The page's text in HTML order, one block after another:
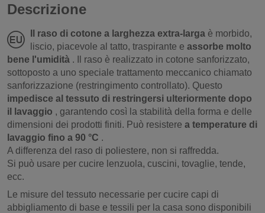
Descrizione
Il raso di cotone a larghezza extra-larga è morbido,
liscio, piacevole al tatto, traspirante e assorbe molto
bene l'umidità . Il raso è realizzato in cotone sanforizzato,
sottoposto a uno speciale trattamento meccanico chiamato
sanforizzazione (restringimento controllato). Questo
impedisce al tessuto di restringersi ulteriormente dopo
il lavaggio , garantendo così la stabilità della forma e delle
dimensioni dei prodotti finiti. Può resistere a temperature di
lavaggio fino a 90 °C .
A differenza del raso di poliestere, non si raffredda.
Si può usare per cucire lenzuola, cuscini, tovaglie, tende,
ecc.
Le misure del tessuto necessarie per cucire capi di
abbigliamento di base e tessili per la casa sono disponibili